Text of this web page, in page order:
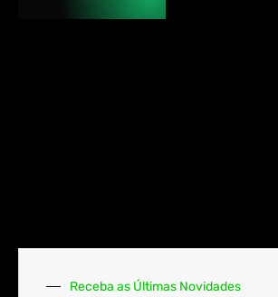
Receba as Últimas Novidades